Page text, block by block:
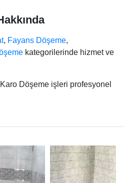
, Fayans Döşeme,
kategorilerinde hizmet ve
Döşeme işleri profesyonel